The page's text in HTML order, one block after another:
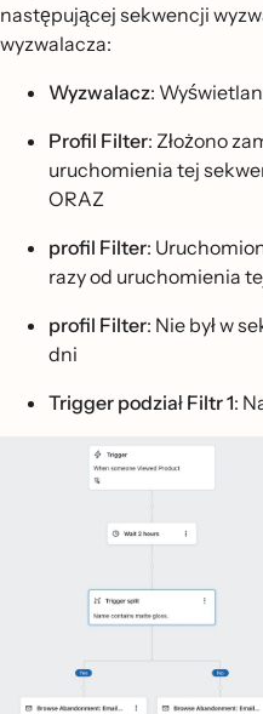
następującej sekwencji
wyzwalacza:
Wyzwalacz:
Profil Filter: Złożono
uruchomienia tej
ORAZ
profil Filter:
razy od uruchomienia
profil Filter: Nie był w
dni
Trigger podział Filtr 1: